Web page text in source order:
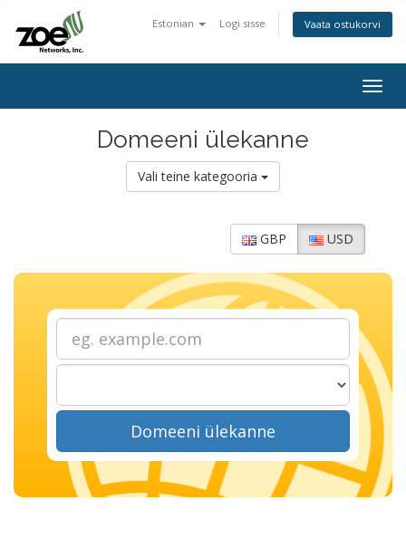
Estonian Logi sisse Vaata ostukorvi
Domeeni ülekanne
Vali teine kategooria
GBP USD
Domeeni ülekanne